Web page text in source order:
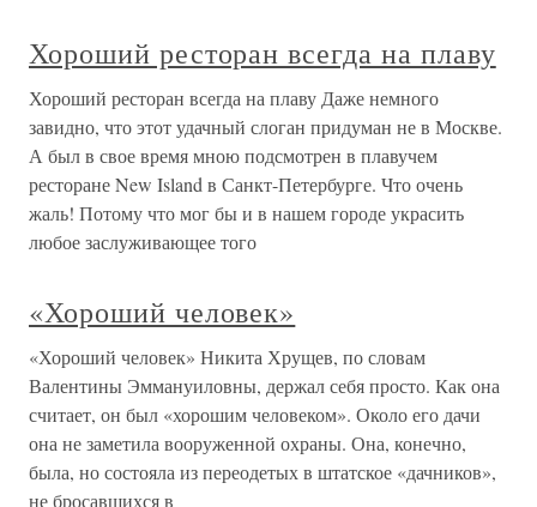
Хороший ресторан всегда на плаву
Хороший ресторан всегда на плаву Даже немного
завидно, что этот удачный слоган придуман не в Москве.
А был в свое время мною подсмотрен в плавучем
ресторане New Island в Санкт-Петербурге. Что очень
жаль! Потому что мог бы и в нашем городе украсить
любое заслуживающее того
«Хороший человек»
«Хороший человек» Никита Хрущев, по словам
Валентины Эммануиловны, держал себя просто. Как она
считает, он был «хорошим человеком». Около его дачи
она не заметила вооруженной охраны. Она, конечно,
была, но состояла из переодетых в штатское «дачников»,
не бросавшихся в